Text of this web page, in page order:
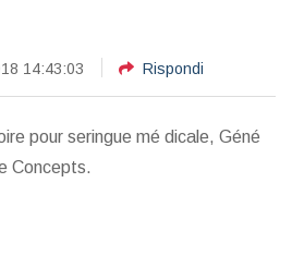
14:43:03 Rispondi
pour seringue mé dicale, Géné
Concepts.